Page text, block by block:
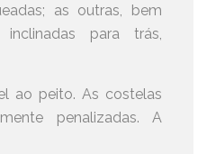
as outras, bem
para trás,
ao peito. As costelas
penalizadas. A